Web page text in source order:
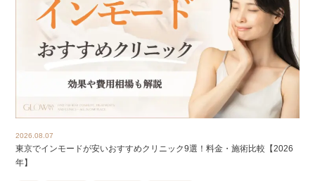
2026.08.07
東京でインモードが安いおすすめクリニック9選！料金・施術比較【2026
年】